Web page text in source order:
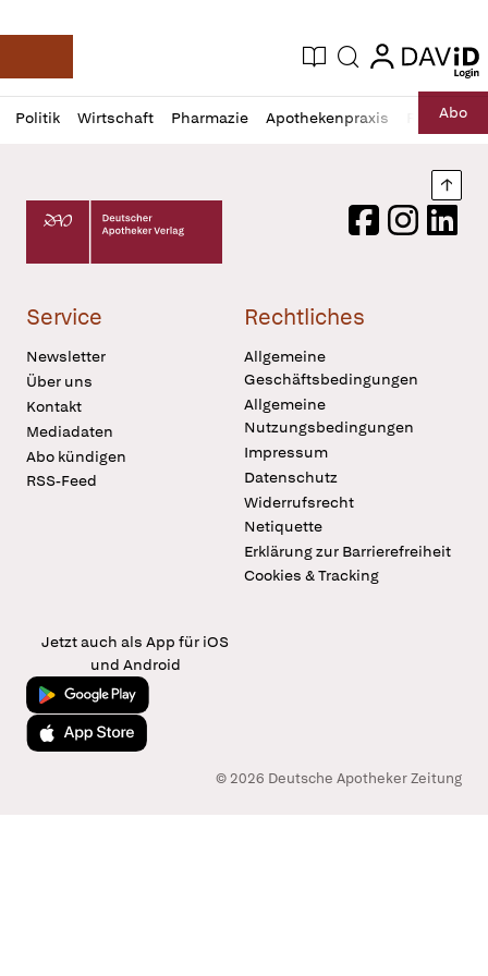
Deutsche Apotheker Zeitung
Aktuelle Ausgabe
Suche login
login
Politik Wirtschaft Pharmazie Apothekenpraxis RechtAbo
Profil
öffnen
Daz
Pur
Deutscher Apotheker Verlag Logo
FacebookInstagram
Service
Newsletter
Über uns
Kontakt
Mediadaten
Abo kündigen
RSS-Feed
Rechtliches
Allgemeine
Geschäftsbedingungen
Allgemeine
Nutzungsbedingungen
Impressum
Datenschutz
Widerrufsrecht
Netiquette
Erklärung zur Barrierefreiheit
Cookies & Tracking
Jetzt auch als App für iOS
und Android
Jetzt bei Google Play
Laden im App Store
© 2026 Deutsche Apotheker Zeitung